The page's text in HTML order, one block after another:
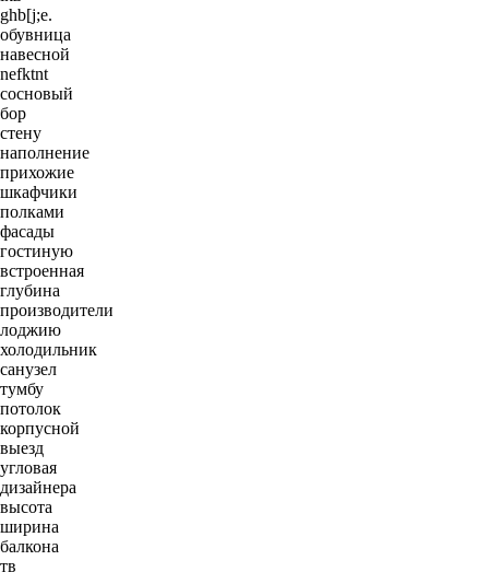
ghb[j;e.
обувница
навесной
nefktnt
сосновый
бор
стену
наполнение
прихожие
шкафчики
полками
фасады
гостиную
встроенная
глубина
производители
лоджию
холодильник
санузел
тумбу
потолок
корпусной
выезд
угловая
дизайнера
высота
ширина
балкона
тв